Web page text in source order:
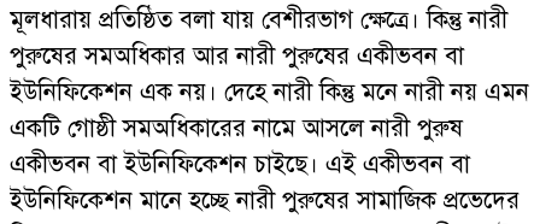
মূলধারায় প্রতিষ্ঠিত বলা যায় বেশীরভাগ ক্ষেত্রে। কিন্তু নারী
পুরুষের সমঅধিকার আর নারী পুরুষের একীভবন বা
ইউনিফিকেশন এক নয়। দেহে নারী কিন্তু মনে নারী নয় এমন
একটি গোষ্ঠী সমঅধিকারের নামে আসলে নারী পুরুষ
একীভবন বা ইউনিফিকেশন চাইছে। এই একীভবন বা
ইউনিফিকেশন মানে হচ্ছে নারী পুরুষের সামাজিক প্রভেদের